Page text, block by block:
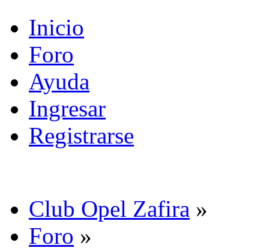
Inicio
Foro
Ayuda
Ingresar
Registrarse
Club Opel Zafira »
Foro »